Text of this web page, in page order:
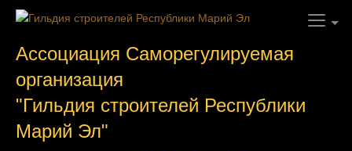
Ассоциация Саморегулируемая
организация
"Гильдия строителей Республики
Марий Эл"